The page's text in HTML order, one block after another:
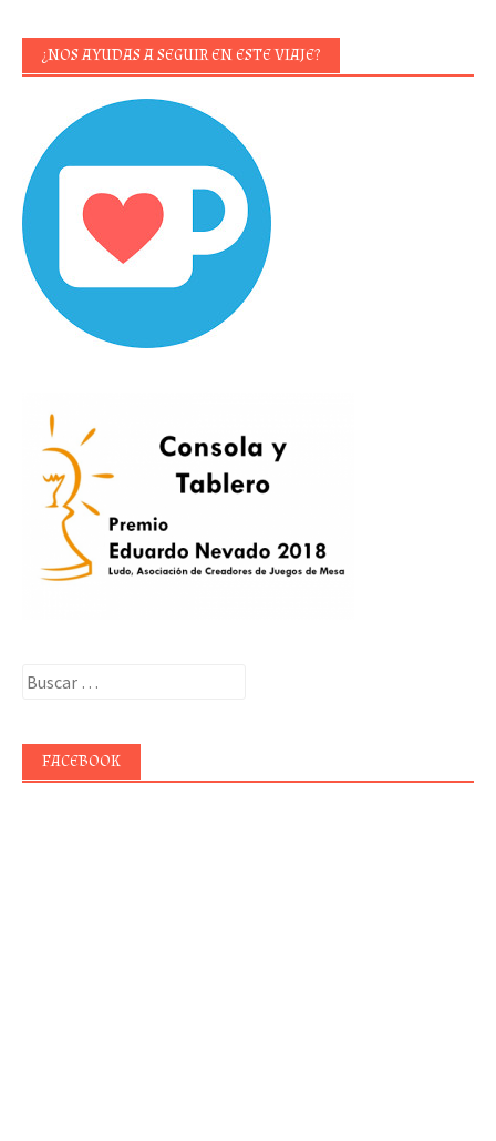
¿NOS AYUDAS A SEGUIR EN ESTE VIAJE?
Buscar:
FACEBOOK